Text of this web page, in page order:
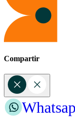
Compartir